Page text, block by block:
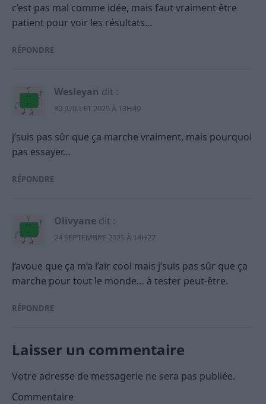
c’est pas mal comme idée, mais faut vraiment être
patient pour voir les résultats…
RÉPONDRE
Wesleyan dit :
30 JUILLET 2025 À 13H49
j’suis pas sûr que ça marche vraiment, mais pourquoi
pas essayer…
RÉPONDRE
Olivyane dit :
24 SEPTEMBRE 2025 À 14H27
J’avoue que ça m’a l’air cool mais j’suis pas sûr que ça
marche pour tout le monde… à tester peut-être.
RÉPONDRE
Laisser un commentaire
Votre adresse de messagerie ne sera pas publiée.
Commentaire